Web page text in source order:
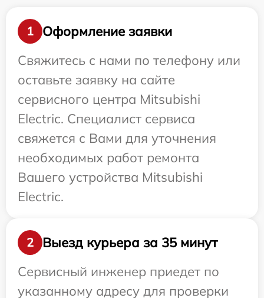
1
Оформление заявки
Свяжитесь с нами по телефону или
оставьте заявку на сайте
сервисного центра Mitsubishi
Electric. Специалист сервиса
свяжется с Вами для уточнения
необходимых работ ремонта
Вашего устройства Mitsubishi
Electric.
2
Выезд курьера за 35 минут
Сервисный инженер приедет по
указанному адресу для проверки